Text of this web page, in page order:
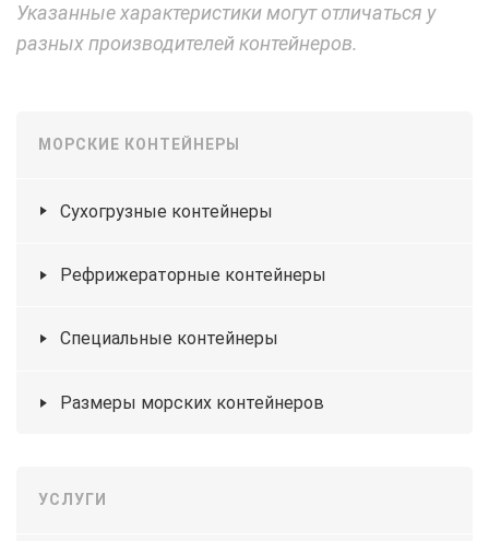
Указанные характеристики могут отличаться у
разных производителей контейнеров.
МОРСКИЕ КОНТЕЙНЕРЫ
Сухогрузные контейнеры
Рефрижераторные контейнеры
Специальные контейнеры
Размеры морских контейнеров
УСЛУГИ